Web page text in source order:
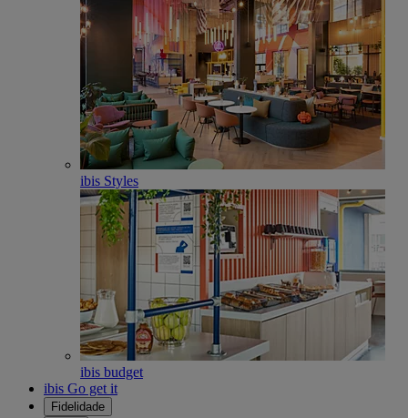
ibis Styles
ibis budget
ibis Go get it
Fidelidade